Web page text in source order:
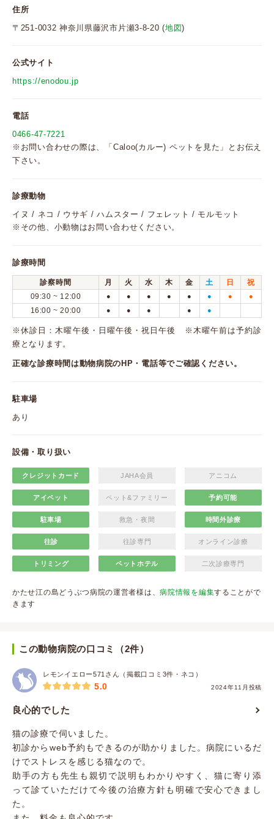
住所
〒251-0032 神奈川県藤沢市片瀬3-8-20 (地図)
公式サイト
https://enodou.jp
電話
0466-47-7221
※お問い合わせの際は、「Caloo(カルー) ペットを見た」とお伝え
下さい。
診療動物
イヌ / ネコ / ウサギ / ハムスター / フェレット / モルモット
※その他、小動物はお問い合わせください。
診療時間
診察時間 月 火 水 木 金 土 日
祝
09:30 ~ 12:00
● ● ● ● ● ● ● ●
16:00 ~ 20:00 ● ● ● ● ●
※休診日：木曜午後・日曜午後・祝日午後 ※木曜午前は予約診
療となります。
正確な診療時間は動物病院のHP・電話等でご確認ください。
駐車場
あり
設備・取り扱い
クレジットカード JAHA会員 アニコム
アイペット ペット&ファミリー 予約可能
駐車場 救急・夜間 時間外診療
往診 往診専門 オンライン診療
トリミング ペットホテル 二次診療専門
かたせ江の島どうぶつ病院の運営者様は、病院情報を編集することがで
きます
この動物病院の口コミ（2件）
レモンイエロー571さん（掲載口コミ3件・ネコ）
2024年11月投稿
5.0
良心的でした
猫の診療で伺いました。
初診からweb予約もできるのが助かりました。病院にいるだ
けでストレスを感じる猫なので。
助手の方も先生も親切で説明もわかりやすく、猫に寄り添
って診ていただけて今後の治療方針も明確で安心できまし
た。